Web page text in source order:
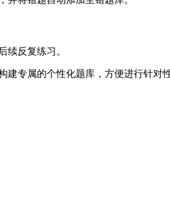
续反复练习。
专属的个性化题库，方便进行针对